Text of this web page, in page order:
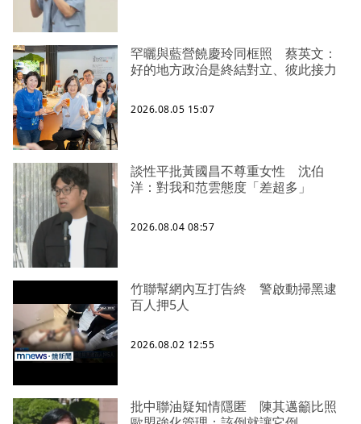
罕曬與藍營饒慶玲同框照 蔡英文：
好的地方政治是終結對立、彼此接力
2026.08.05 15:07
談性平批黃國昌不尊重女性 沈伯
洋：對我和范雲態度「差超多」
2026.08.04 08:57
竹聯幫網內互打告終 警啟動掃黑逮
百人押5人
2026.08.02 12:55
批中聯油疑知情隱匿 陳其邁籲比照